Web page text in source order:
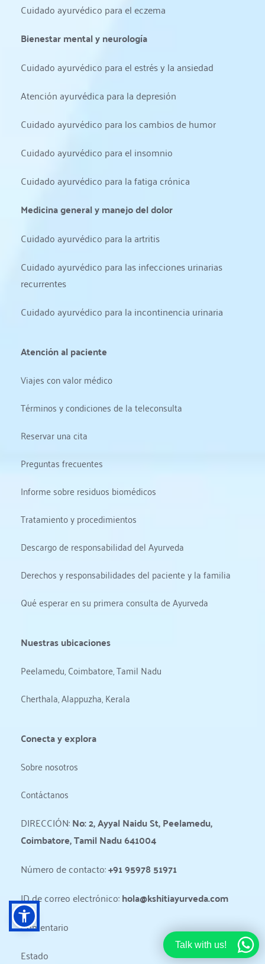
Cuidado ayurvédico para el eczema
Bienestar mental y neurología
Cuidado ayurvédico para el estrés y la ansiedad
Atención ayurvédica para la depresión
Cuidado ayurvédico para los cambios de humor
Cuidado ayurvédico para el insomnio
Cuidado ayurvédico para la fatiga crónica
Medicina general y manejo del dolor
Cuidado ayurvédico para la artritis
Cuidado ayurvédico para las infecciones urinarias
recurrentes
Cuidado ayurvédico para la incontinencia urinaria
Atención al paciente
Viajes con valor médico
Términos y condiciones de la teleconsulta
Reservar una cita
Preguntas frecuentes
Informe sobre residuos biomédicos
Tratamiento y procedimientos
Descargo de responsabilidad del Ayurveda
Derechos y responsabilidades del paciente y la familia
Qué esperar en su primera consulta de Ayurveda
Nuestras ubicaciones
Peelamedu, Coimbatore, Tamil Nadu
Cherthala, Alappuzha, Kerala
Conecta y explora
Sobre nosotros
Contáctanos
DIRECCIÓN: No: 2, Ayyal Naidu St, Peelamedu,
Coimbatore, Tamil Nadu 641004
Número de contacto: +91 95978 51971
ID de correo electrónico: hola@kshitiayurveda.com
Comentario
Estado
Talk with us!